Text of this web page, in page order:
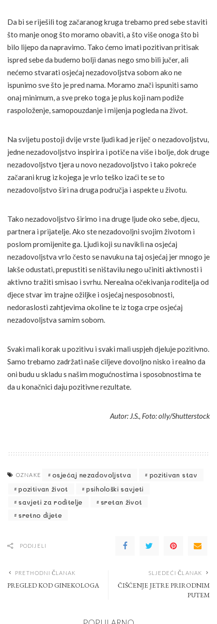
Da bi se riješili tog začaranog kruga trebamo pred sebe staviti
što manje onog što moramo obaviti, a što više onoga što bi
bilo lijepo da napravimo. Tako ćemo imati pozitivan pritisak
ispred sebe da budemo bolji danas nego smo bili jučer, ali
nećemo stvarati osjećaj nezadovoljstva sobom ako ne
ispunimo sve što je pred nama. Moramo znači ispuniti samo
onaj minimum, a sve preko toga je plus koji nam podiže
raspoloženje, samopouzdanje i mijenja pogleda na život.
Na svijetu postoji dvije vrste ljudi kad je riječ o nezadovoljstvu,
jedne nezadovoljstvo inspirira i potiče na više i bolje, dok druge
nezadovoljstvo tjera u novo nezadovoljstvo i tako pokreće
začarani krug iz kojega je vrlo teško izaći te se to
nezadovoljstvo širi na druga područja i aspekte u životu.
Tako nezadovoljstvo širimo i na druge ljude oko sebe, djecu,
partnera i prijatelje. Ako ste nezadovoljni svojim životom i
poslom promijenite ga. Ljudi koji su navikli na osjećaj
nezadovoljstva vrlo često se navuku na taj osjećaj jer mnogo je
lakše odustati, prepustiti se ništavilu nego učiniti aktivnosti i
aktivno tražiti smisao i svrhu. Nerealna očekivanja roditelja od
djece stvar im trajne ožiljke i osjećaj nesposobnosti,
nedoraslosti zahtjevima okoline te iz toga crpe osjećaj
nezadovoljstva samim sobom.
Svaki mali korak u pozitivu i svaki mali uspjeh djeluje pozitivno.
Samo trebamo zadržati naše ciljeve dovoljno nisko i realno da
oni budu u skladu s našim mogućnostima i sposobnostima te
da u konačnici daju pozitivne rezultate.
Autor: J.S., Foto: olly/Shutterstock
OZNAKE osjećaj nezadovoljstva
pozitivan stav
pozitivan život
psihološki savjeti
savjeti za roditelje
sretan život
sretno dijete
PODIJELI
PRETHODNI ČLANAK
PREGLED KOD GINEKOLOGA
SLJEDEĆI ČLANAK
ČIŠĆENJE JETRE PRIRODNIM
PUTEM